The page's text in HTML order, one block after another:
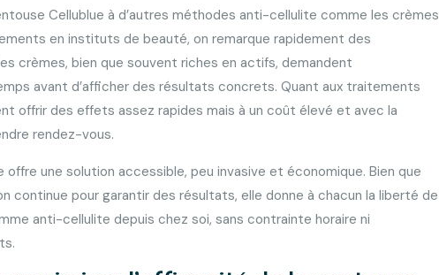
Cellublue à d’autres méthodes anti-cellulite comme les crèmes
en instituts de beauté, on remarque rapidement des
crèmes, bien que souvent riches en actifs, demandent
avant d’afficher des résultats concrets. Quant aux traitements
offrir des effets assez rapides mais à un coût élevé et avec la
rendez-vous.
offre une solution accessible, peu invasive et économique. Bien que
continue pour garantir des résultats, elle donne à chacun la liberté de
anti-cellulite depuis chez soi, sans contrainte horaire ni